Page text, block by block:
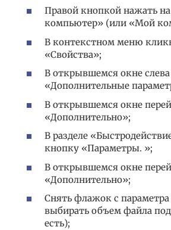
Правой кнопкой нажать
компьютер» (или «Мой
В контекстном меню
«Свойства»;
В открывшемся окне
«Дополнительные
В открывшемся окне
«Дополнительно»;
В разделе
кнопку «Параметры. »;
В открывшемся окне
«Дополнительно»;
Снять флажок с
выбирать объем файла
есть);